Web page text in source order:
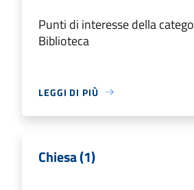
Punti di interesse della
Biblioteca
LEGGI DI PIÙ
Chiesa (1)